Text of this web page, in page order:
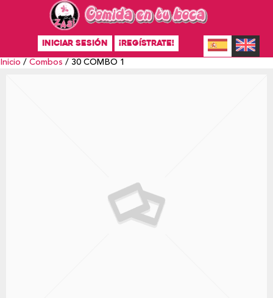
INICIAR SESIÓN ¡REGÍSTRATE!
Inicio / Combos / 30 COMBO 1